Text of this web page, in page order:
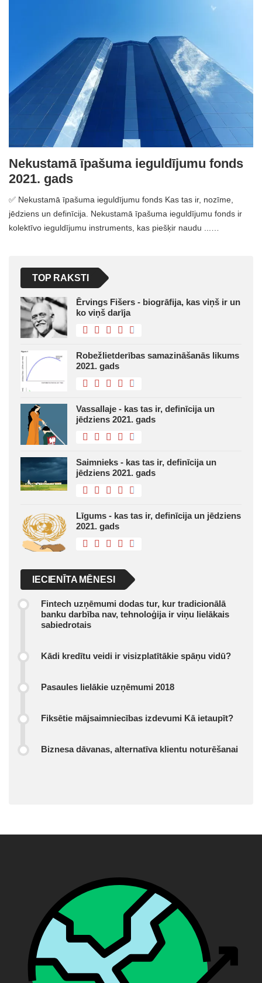
Nekustamā īpašuma ieguldījumu fonds
2021. gads
✅ Nekustamā īpašuma ieguldījumu fonds Kas tas ir, nozīme,
jēdziens un definīcija. Nekustamā īpašuma ieguldījumu fonds ir
kolektīvo ieguldījumu instruments, kas piešķir naudu ...…
TOP RAKSTI
Ērvings Fišers - biogrāfija, kas viņš ir un
ko viņš darīja
Robežlietderības samazināšanās likums
2021. gads
Vassallaje - kas tas ir, definīcija un
jēdziens 2021. gads
Saimnieks - kas tas ir, definīcija un
jēdziens 2021. gads
Līgums - kas tas ir, definīcija un jēdziens
2021. gads
IECIENĪTA MĒNESI
Fintech uzņēmumi dodas tur, kur tradicionālā
banku darbība nav, tehnoloģija ir viņu lielākais
sabiedrotais
Kādi kredītu veidi ir visizplatītākie spāņu vidū?
Pasaules lielākie uzņēmumi 2018
Fiksētie mājsaimniecības izdevumi Kā ietaupīt?
Biznesa dāvanas, alternatīva klientu noturēšanai